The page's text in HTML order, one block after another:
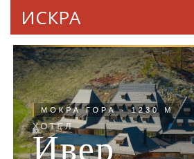
ИСКРА